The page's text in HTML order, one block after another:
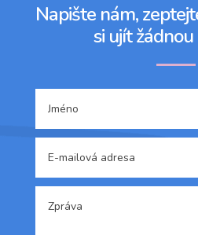
Napište nám,
si ujít